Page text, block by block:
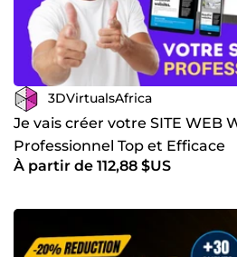
3DVirtualsAfrica
Je vais créer votre SITE WEB
Professionnel Top et Efficace
À partir de 112,88 $US